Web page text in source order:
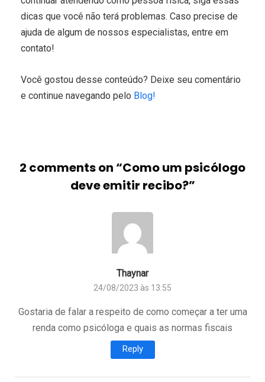
dicas que você não terá problemas. Caso precise de
ajuda de algum de nossos especialistas, entre em
contato!
Você gostou desse conteúdo? Deixe seu comentário
e continue navegando pelo Blog!
2 comments on “Como um psicólogo
deve emitir recibo?”
Thaynar
24/08/2023 às 13:55
Gostaria de falar a respeito de como começar a ter uma
renda como psicóloga e quais as normas fiscais
Reply